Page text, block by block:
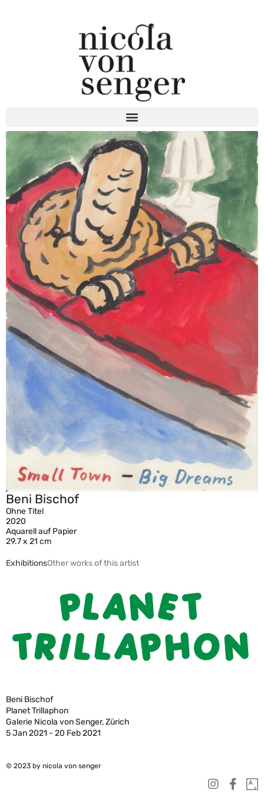
Beni Bischof
Ohne Titel
2020
Aquarell auf Papier
29.7 x 21 cm
ExhibitionsOther works of this artist
Beni Bischof
Planet Trillaphon
Galerie Nicola von Senger, Zürich
5 Jan 2021 - 20 Feb 2021
© 2023 by nicola von senger